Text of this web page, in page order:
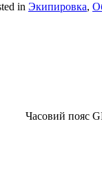
in Экипировка,
Часовий пояс